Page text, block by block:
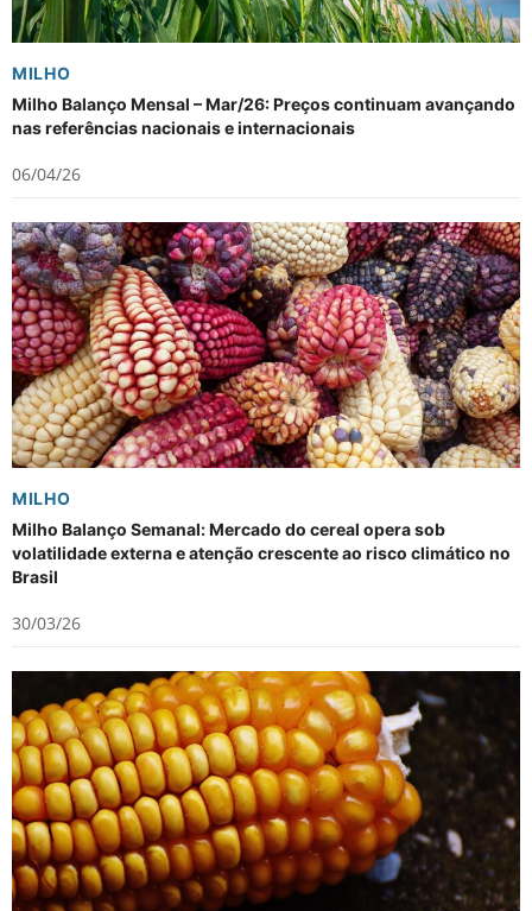
MILHO
Milho Balanço Mensal – Mar/26: Preços continuam avançando
nas referências nacionais e internacionais
06/04/26
MILHO
Milho Balanço Semanal: Mercado do cereal opera sob
volatilidade externa e atenção crescente ao risco climático no
Brasil
30/03/26